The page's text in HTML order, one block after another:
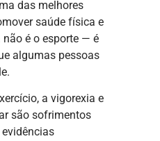
das melhores
saúde física e
é o esporte — é
algumas pessoas
a vigorexia e
são sofrimentos